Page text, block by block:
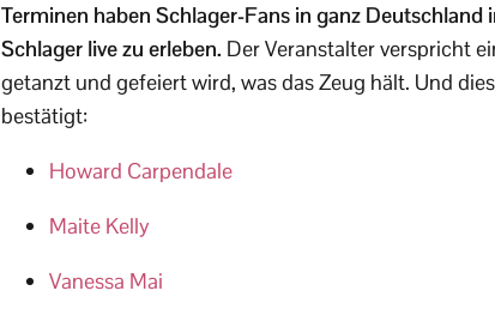
Terminen haben Schlager-Fans in ganz
Schlager live zu erleben. Der Veranstalter verspricht
getanzt und gefeiert wird, was das Zeug hält. Und
bestätigt:
Howard Carpendale
Maite Kelly
Vanessa Mai